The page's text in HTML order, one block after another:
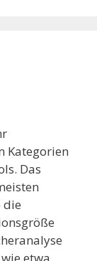
Kategorien
Das
die